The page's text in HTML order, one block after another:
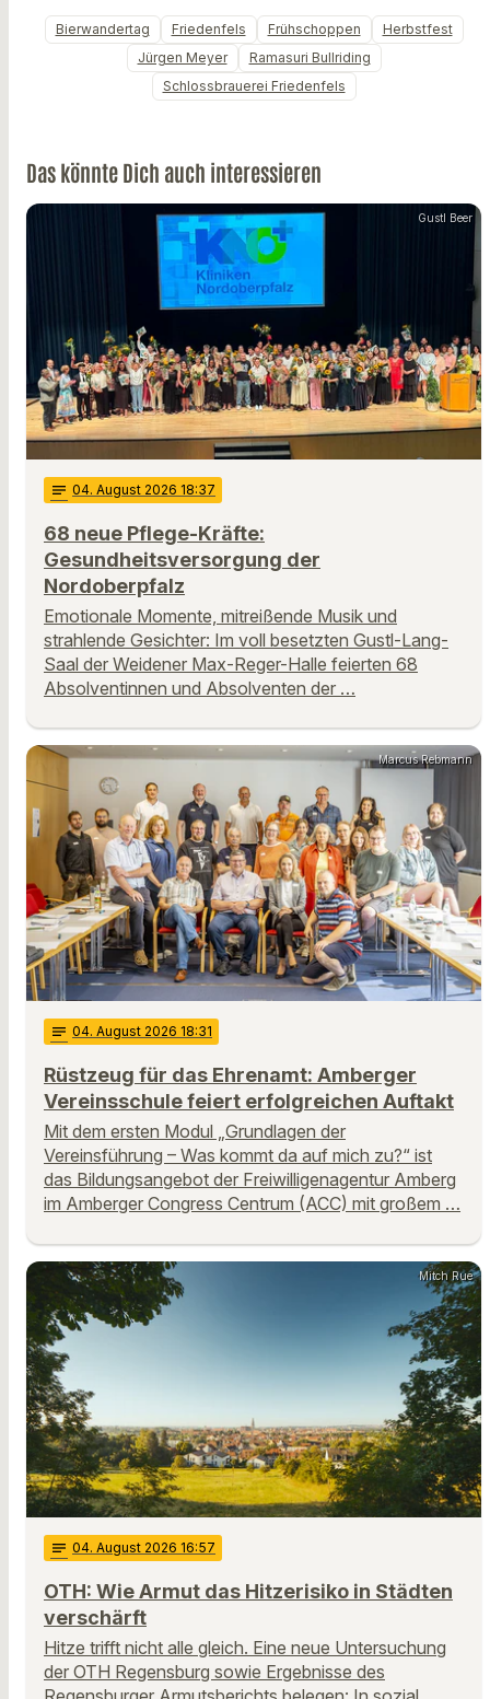
Bierwandertag Friedenfels Frühschoppen
Herbstfest
Jürgen Meyer
Ramasuri Bullriding
Schlossbrauerei Friedenfels
Das könnte Dich auch interessieren
Gustl Beer
notes 04. August 2026 18:37
68 neue Pflege-Kräfte:
Gesundheitsversorgung der
Nordoberpfalz
Emotionale Momente, mitreißende Musik und
strahlende Gesichter: Im voll besetzten Gustl-Lang-
Saal der Weidener Max-Reger-Halle feierten 68
Absolventinnen und Absolventen der …
Marcus Rebmann
notes 04. August 2026 18:31
Rüstzeug für das Ehrenamt: Amberger
Vereinsschule feiert erfolgreichen Auftakt
Mit dem ersten Modul „Grundlagen der
Vereinsführung – Was kommt da auf mich zu?“ ist
das Bildungsangebot der Freiwilligenagentur Amberg
im Amberger Congress Centrum (ACC) mit großem …
Mitch Rue
notes 04. August 2026 16:57
OTH: Wie Armut das Hitzerisiko in Städten
verschärft
Hitze trifft nicht alle gleich. Eine neue Untersuchung
der OTH Regensburg sowie Ergebnisse des